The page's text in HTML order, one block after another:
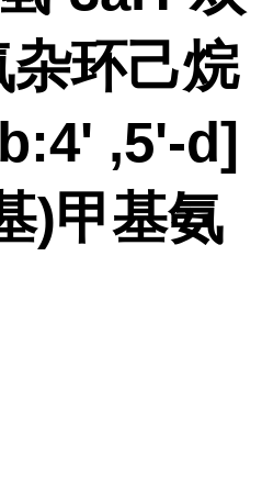
环己烷
,5'-d]
)甲基氨